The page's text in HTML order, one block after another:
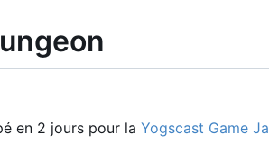
en 2 jours pour la Yogscast Game